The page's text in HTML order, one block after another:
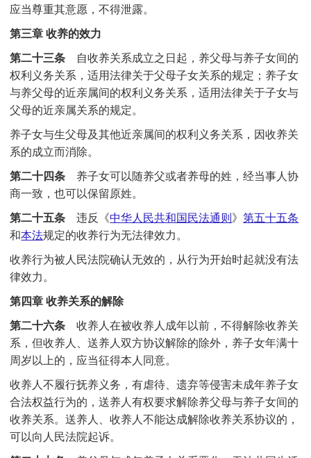
应当尊重其意愿，不得泄露。
第三章 收养的效力
第二十三条 自收养关系成立之日起，养父母与养子女间的
权利义务关系，适用法律关于父母子女关系的规定；养子女
与养父母的近亲属间的权利义务关系，适用法律关于子女与
父母的近亲属关系的规定。
养子女与生父母及其他近亲属间的权利义务关系，因收养关
系的成立而消除。
第二十四条 养子女可以随养父或者养母的姓，经当事人协
商一致，也可以保留原姓。
第二十五条违反《中华人民共和国民法通则》第五十五条
和本法规定的收养行为无法律效力。
收养行为被人民法院确认无效的，从行为开始时起就没有法
律效力。
第四章 收养关系的解除
第二十六条收养人在被收养人成年以前，不得解除收养关
系，但收养人、送养人双方协议解除的除外，养子女年满十
周岁以上的，应当征得本人同意。
收养人不履行抚养义务，有虐待、遗弃等侵害未成年养子女
合法权益行为的，送养人有权要求解除养父母与养子女间的
收养关系。送养人、收养人不能达成解除收养关系协议的，
可以向人民法院起诉。